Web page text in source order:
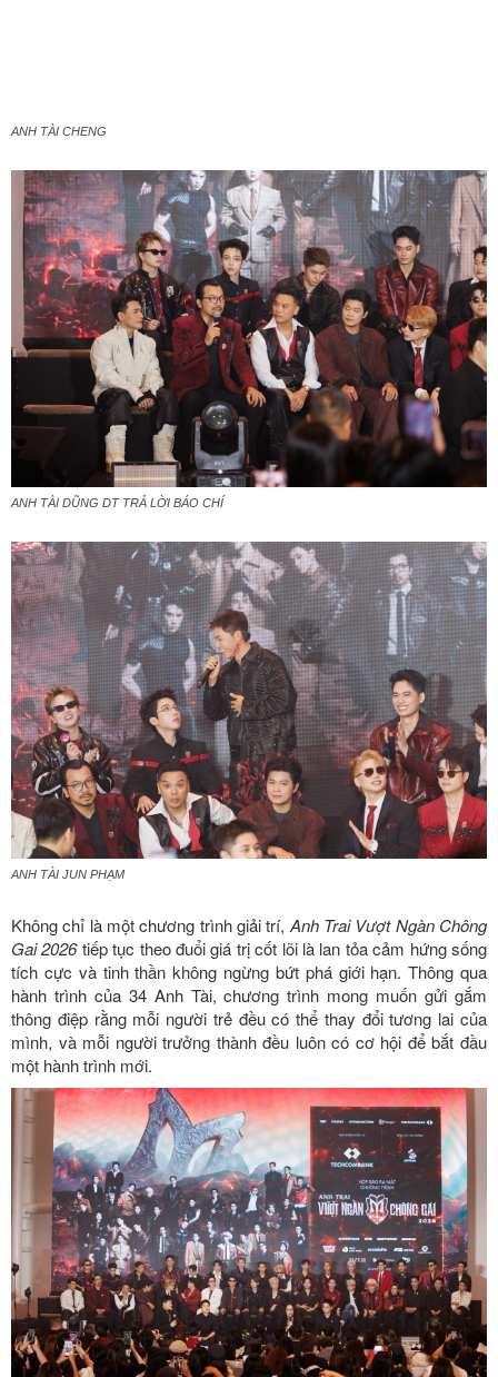
ANH TÀI CHENG
ANH TÀI DŨNG DT TRẢ LỜI BÁO CHÍ
ANH TÀI JUN PHẠM
Không chỉ là một chương trình giải trí,Anh Trai Vượt Ngàn Chông
Gai 2026tiếp tục theo đuổi giá trị cốt lõi là lan tỏa cảm hứng sống
tích cực và tinh thần không ngừng bứt phá giới hạn. Thông qua
hành trình của 34 Anh Tài, chương trình mong muốn gửi gắm
thông điệp rằng mỗi người trẻ đều có thể thay đổi tương lai của
mình, và mỗi người trưởng thành đều luôn có cơ hội để bắt đầu
một hành trình mới.